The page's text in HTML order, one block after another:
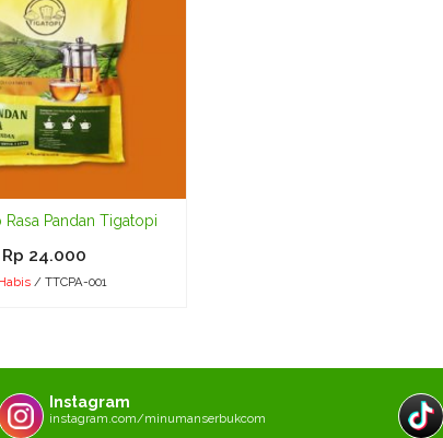
Rasa Pandan Tigatopi
Rp 24.000
/ TTCPA-001
Instagram
instagram.com/minumanserbukcom